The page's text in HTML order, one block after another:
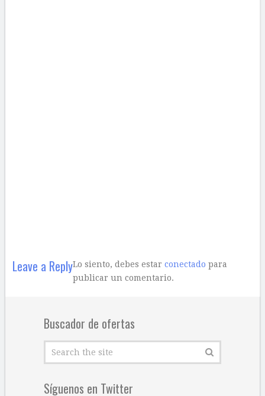
Leave a ReplyLo siento, debes estar conectado para
publicar un comentario.
Buscador de ofertas
Síguenos en Twitter